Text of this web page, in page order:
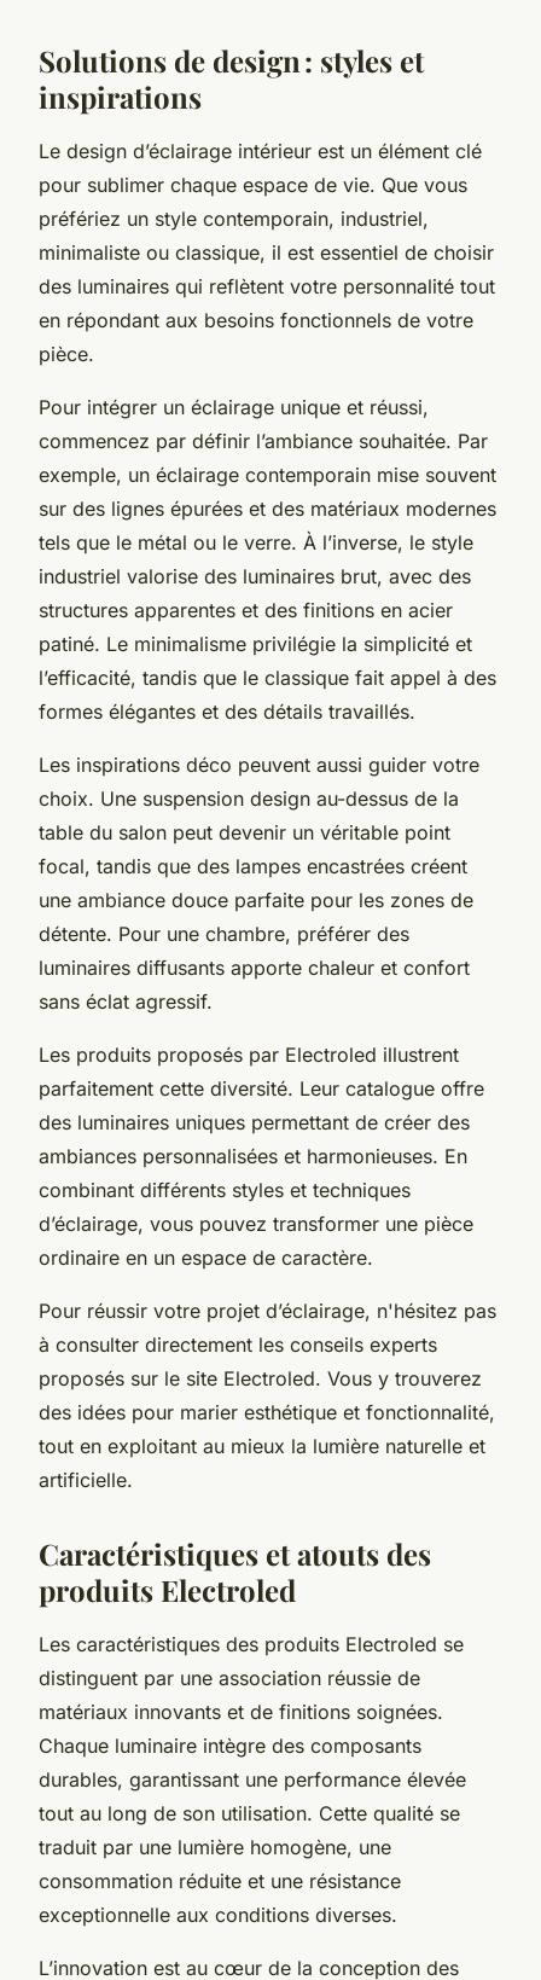
Solutions de design : styles et
inspirations
Le design d’éclairage intérieur est un élément clé
pour sublimer chaque espace de vie. Que vous
préfériez un style contemporain, industriel,
minimaliste ou classique, il est essentiel de choisir
des luminaires qui reflètent votre personnalité tout
en répondant aux besoins fonctionnels de votre
pièce.
Pour intégrer un éclairage unique et réussi,
commencez par définir l’ambiance souhaitée. Par
exemple, un éclairage contemporain mise souvent
sur des lignes épurées et des matériaux modernes
tels que le métal ou le verre. À l’inverse, le style
industriel valorise des luminaires brut, avec des
structures apparentes et des finitions en acier
patiné. Le minimalisme privilégie la simplicité et
l’efficacité, tandis que le classique fait appel à des
formes élégantes et des détails travaillés.
Les inspirations déco peuvent aussi guider votre
choix. Une suspension design au-dessus de la
table du salon peut devenir un véritable point
focal, tandis que des lampes encastrées créent
une ambiance douce parfaite pour les zones de
détente. Pour une chambre, préférer des
luminaires diffusants apporte chaleur et confort
sans éclat agressif.
Les produits proposés par Electroled illustrent
parfaitement cette diversité. Leur catalogue offre
des luminaires uniques permettant de créer des
ambiances personnalisées et harmonieuses. En
combinant différents styles et techniques
d’éclairage, vous pouvez transformer une pièce
ordinaire en un espace de caractère.
Pour réussir votre projet d’éclairage, n'hésitez pas
à consulter directement les conseils experts
proposés sur le site Electroled. Vous y trouverez
des idées pour marier esthétique et fonctionnalité,
tout en exploitant au mieux la lumière naturelle et
artificielle.
Caractéristiques et atouts des
produits Electroled
Les caractéristiques des produits Electroled se
distinguent par une association réussie de
matériaux innovants et de finitions soignées.
Chaque luminaire intègre des composants
durables, garantissant une performance élevée
tout au long de son utilisation. Cette qualité se
traduit par une lumière homogène, une
consommation réduite et une résistance
exceptionnelle aux conditions diverses.
L’innovation est au cœur de la conception des